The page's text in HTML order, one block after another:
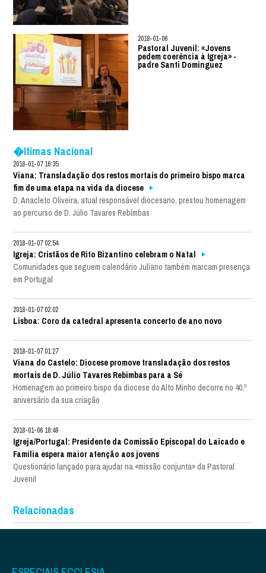
2018-01-06
Pastoral Juvenil: «Jovens
pedem coerência à Igreja» -
padre Santi Dominguez
�ltimas Nacional
2018-01-07 16:35
Viana: Transladação dos restos mortais do primeiro bispo marca
fim de uma etapa na vida da diocese
D. Anacleto Oliveira, atual responsável diocesano, prestou homenagem
ao percurso de D. Júlio Tavares Rebimbas
2018-01-07 02:54
Igreja: Cristãos de Rito Bizantino celebram o Natal
Comunidades que seguem calendário Juliano também marcam presença
em Portugal
2018-01-07 02:02
Lisboa: Coro da catedral apresenta concerto de ano novo
2018-01-07 01:27
Viana do Castelo: Diocese promove transladação dos restos
mortais de D. Júlio Tavares Rebimbas para a Sé
Homenagem ao primeiro bispo da diocese do Alto Minho decorre no 40.º
aniversário da sua criação
2018-01-06 18:49
Igreja/Portugal: Presidente da Comissão Episcopal do Laicado e
Família espera maior atenção aos jovens
Questionário lançado para ajudar na «missão conjunta» da Pastoral
Juvenil
Relacionadas